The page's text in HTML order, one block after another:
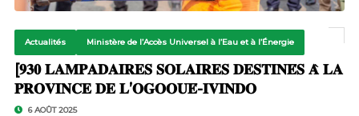
Actualités Ministère de l’Accès Universel à l’Eau et à l’Énergie
[𝟗𝟑𝟎 𝐋𝐀𝐌𝐏𝐀𝐃𝐀𝐈𝐑𝐄𝐒 𝐒𝐎𝐋𝐀𝐈𝐑𝐄𝐒 𝐃𝐄𝐒𝐓𝐈𝐍𝐄́𝐒 𝐀̀ 𝐋𝐀
𝐏𝐑𝐎𝐕𝐈𝐍𝐂𝐄 𝐃𝐄 𝐋’𝐎𝐆𝐎𝐎𝐔𝐄́-𝐈𝐕𝐈𝐍𝐃𝐎
6 AOÛT 2025